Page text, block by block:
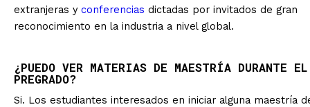
extranjeras y conferencias dictadas por invitados de gran
reconocimiento en la industria a nivel global.
¿PUEDO VER MATERIAS DE MAESTRÍA DURANTE EL
PREGRADO?
Si. Los estudiantes interesados en iniciar alguna maestría